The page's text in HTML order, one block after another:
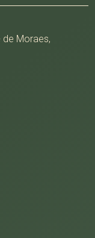
de Moraes,